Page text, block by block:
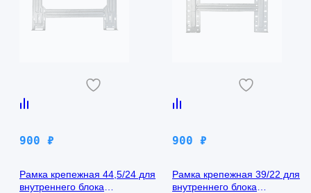
900 ₽
Рамка крепежная 44,5/24 для
внутреннего блока
900 ₽
Рамка крепежная 39/22 для
внутреннего блока